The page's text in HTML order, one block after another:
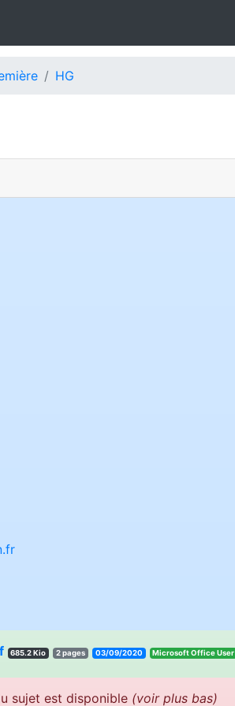
HG
685.2 Kio 2 pages 03/09/2020 resU eciffO tfosorciM
sujet est disponible (voir plus bas)